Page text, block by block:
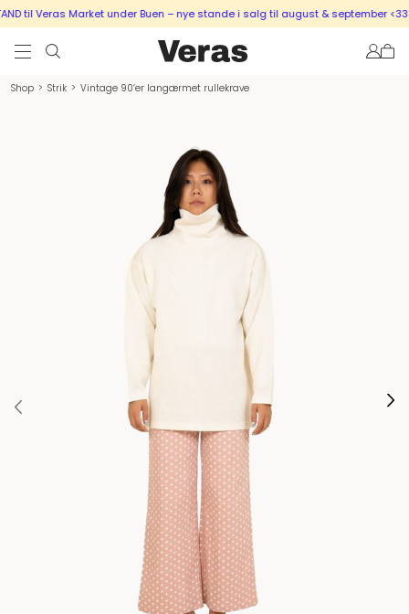
til Veras Market under Buen – nye stande i salg til august & september <333
Shop > Strik > Vintage 90’er langærmet rullekrave